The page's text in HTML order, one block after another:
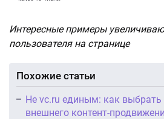
Интересные примеры
пользователя на странице
Похожие статьи
Не vc.ru единым: как
внешнего контент-